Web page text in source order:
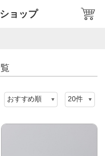
ョップ